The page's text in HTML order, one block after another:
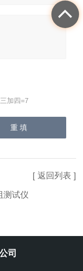
加四=7
测试仪
[ 返回列表 ]
司